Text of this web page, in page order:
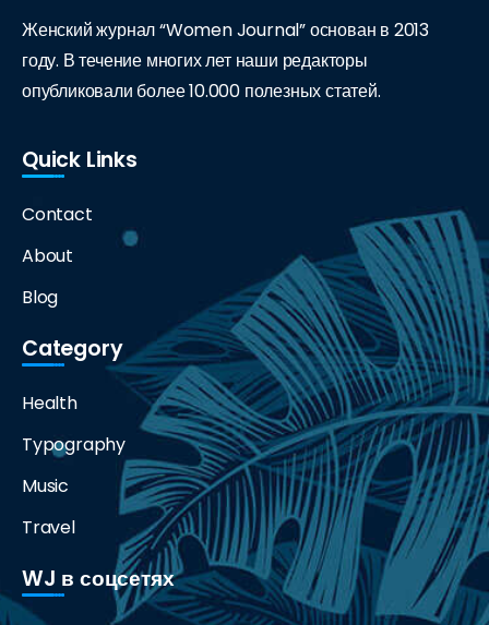
Женский журнал “Women Journal” основан в 2013
году. В течение многих лет наши редакторы
опубликовали более 10.000 полезных статей.
Quick Links
Contact
About
Blog
Category
Health
Typography
Music
Travel
WJ в соцсетях